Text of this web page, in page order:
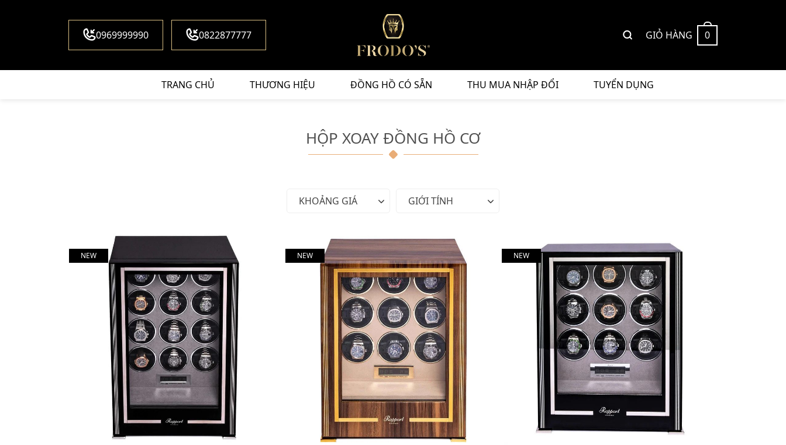
0969999990 0822877777 GIỎ HÀNG 0
TRANG CHỦ THƯƠNG HIỆU ĐỒNG HỒ CÓ SẴN THU MUA NHẬP ĐỔI TUYỂN DỤNG
HỘP XOAY ĐỒNG HỒ CƠ
KHOẢNG GIÁ GIỚI TÍNH
NEW NEW NEW